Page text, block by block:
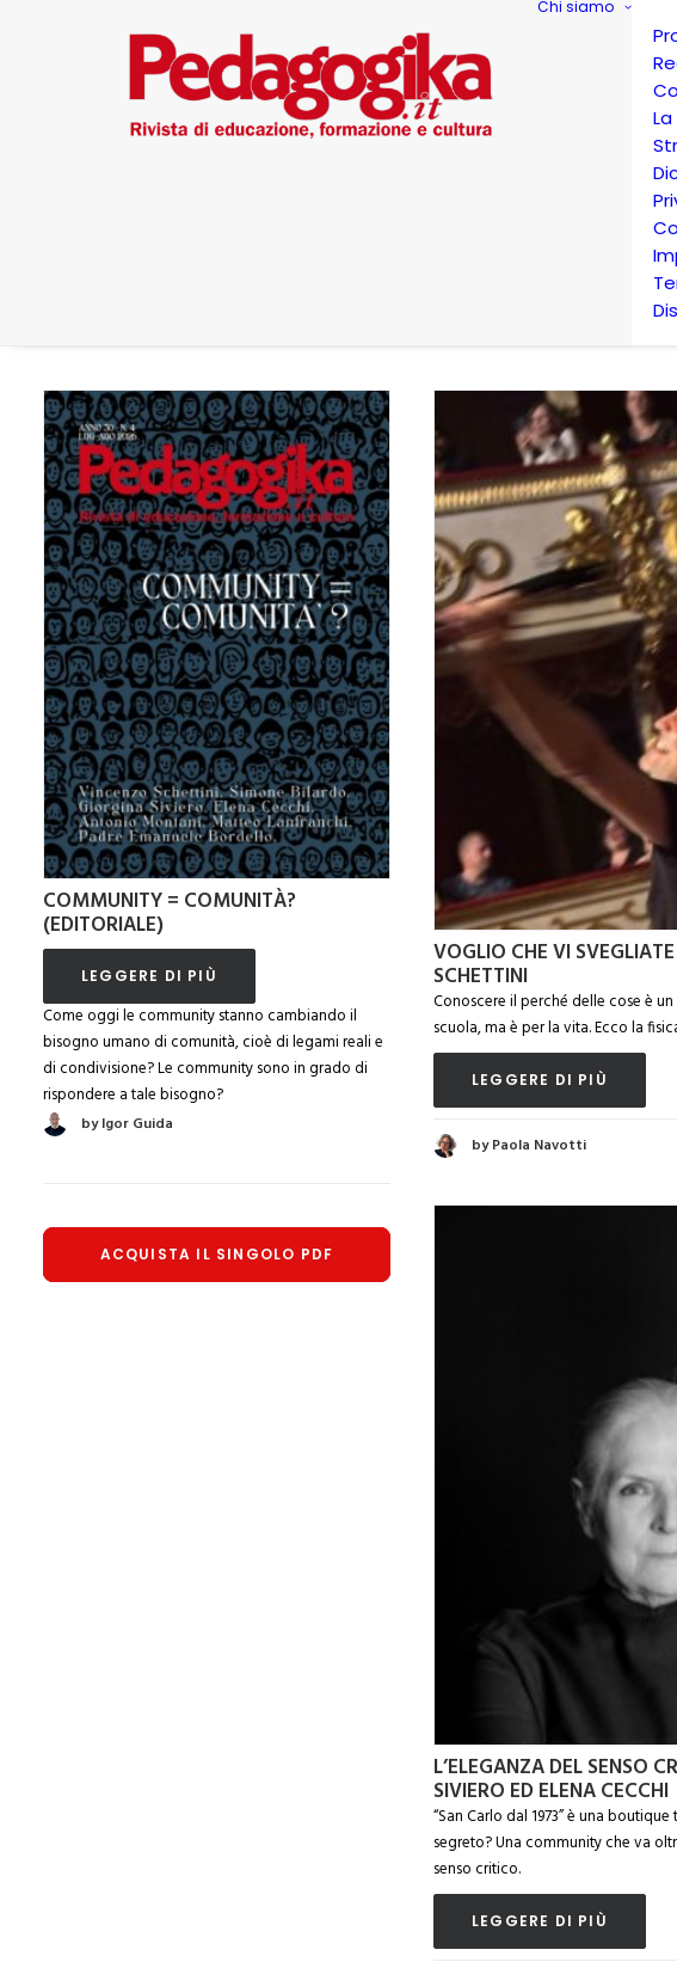
Chi siamo
COMMUNITY = COMUNITÀ?
(EDITORIALE)
LEGGERE DI PIÙ
Come oggi le community stanno cambiando il
bisogno umano di comunità, cioè di legami reali e
di condivisione? Le community sono in grado di
rispondere a tale bisogno?
by Igor Guida
ACQUISTA IL SINGOLO PDF
VOGLIO CHE VI
SCHETTINI
Conoscere il perché delle cose è
scuola, ma è per la vita. Ecco la
LEGGERE DI PIÙ
by Paola Navotti
L’ELEGANZA DEL SENSO
SIVIERO ED ELENA CECCHI
“San Carlo dal 1973” è una
segreto? Una community che va
senso critico.
LEGGERE DI PIÙ